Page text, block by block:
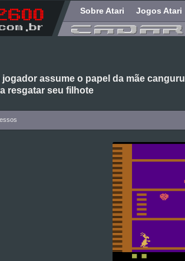
Sobre Atari Jogos Atari
jogador assume o papel da mãe
resgatar seu filhote